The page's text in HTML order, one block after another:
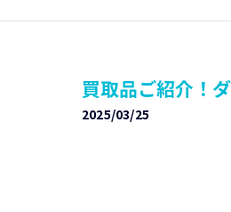
買取品ご紹介！
2025/03/25